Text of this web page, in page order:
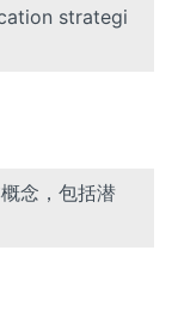
strategi
念，包括潜